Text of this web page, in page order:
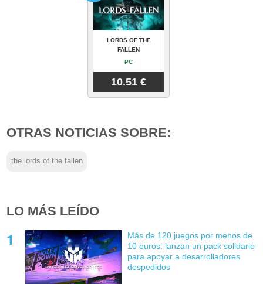
LORDS OF THE
FALLEN
PC
10.51 €
OTRAS NOTICIAS SOBRE:
the lords of the fallen
LO MÁS LEÍDO
Más de 120 juegos por menos de
10 euros: lanzan un pack solidario
para apoyar a desarrolladores
despedidos